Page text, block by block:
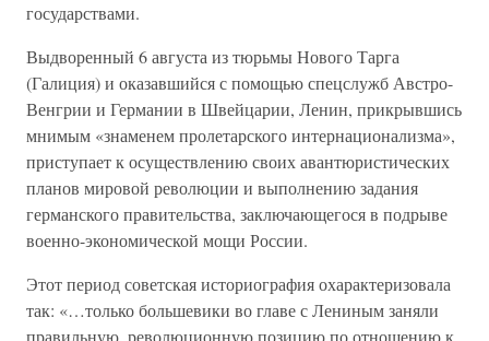
государствами.
Выдворенный 6 августа из тюрьмы Нового Тарга
(Галиция) и оказавшийся с помощью спецслужб Австро-
Венгрии и Германии в Швейцарии, Ленин, прикрывшись
мнимым «знаменем пролетарского интернационализма»,
приступает к осуществлению своих авантюристических
планов мировой революции и выполнению задания
германского правительства, заключающегося в подрыве
военно-экономической мощи России.
Этот период советская историография охарактеризовала
так: «…только большевики во главе с Лениным заняли
правильную, революционную позицию по отношению к